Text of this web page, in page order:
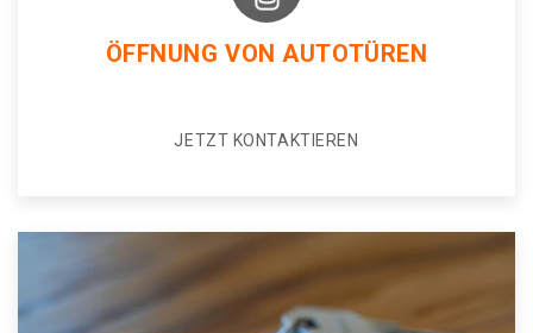
ÖFFNUNG VON AUTOTÜREN
JETZT KONTAKTIEREN